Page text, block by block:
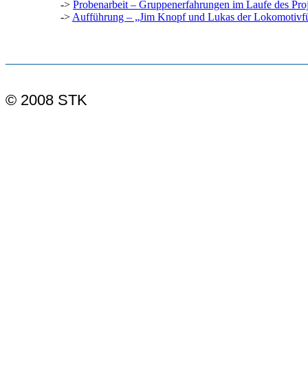
-> Probenarbeit – Gruppenerfahrungen im Laufe des
-> Aufführung – „Jim Knopf und Lukas der
© 2008 STK